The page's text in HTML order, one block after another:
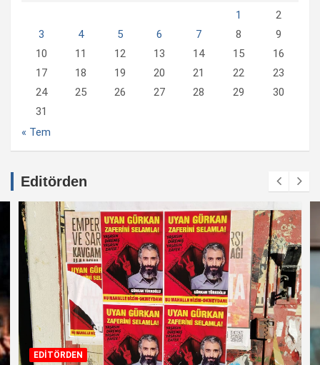
1
2
3
4 5 6 7 8
9
10
11 12 13 14 15
16
17
18 19 20 21 22
23
24
25 26 27 28 29
30
31
« Tem
Editörden
EDİTÖRDEN